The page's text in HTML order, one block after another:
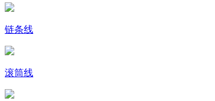
链条线
滚筒线